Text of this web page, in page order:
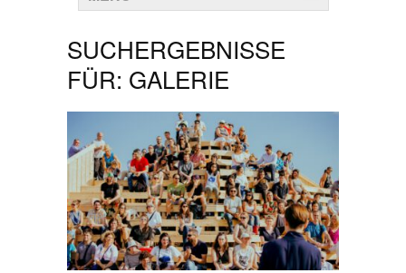
SUCHERGEBNISSE
FÜR: GALERIE